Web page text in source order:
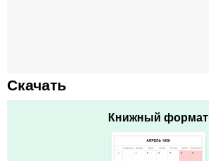
Скачать
Книжный формат